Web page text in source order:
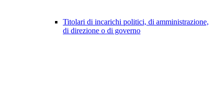
Titolari di incarichi politici, di amministrazione,
di direzione o di governo